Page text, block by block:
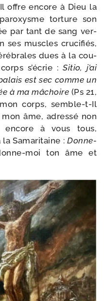
offre encore à Dieu la
tor­ture son
par tant de sang ver­
ses muscles cru­ci­fiés,
dues à la cou­
s’écrie :Sitio, j’ai
est sec comme un
à ma mâchoire (Ps 21,
corps, semble-​t-​Il
âme, adres­sé non
encore à vous tous,
Samaritaine : Donne-​
​moi ton âme et